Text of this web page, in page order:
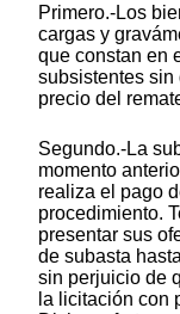
Primero.-Los
cargas y
que constan en
subsistentes sin
precio del
Segundo.-La
momento
realiza el pago
procedimiento.
presentar sus
de subasta
sin perjuicio de
la licitación con